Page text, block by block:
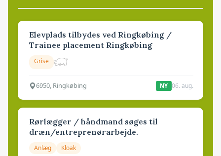
Elevplads tilbydes ved Ringkøbing /
Trainee placement Ringkøbing
Grise
6950, Ringkøbing NY 06. aug.
Rørlægger / håndmand søges til
dræn/entreprenørarbejde.
Anlæg Kloak